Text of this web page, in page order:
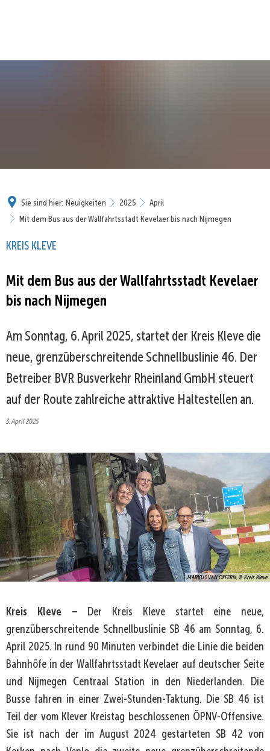
Sie sind hier: Neuigkeiten 2025
April
Mit dem Bus aus der Wallfahrtsstadt Kevelaer bis nach Nijmegen
KREIS KLEVE
Mit dem Bus aus der Wallfahrtsstadt Kevelaer
bis nach Nijmegen
Am Sonntag, 6. April 2025, startet der Kreis Kleve die
neue, grenzüberschreitende Schnellbuslinie 46. Der
Betreiber BVR Busverkehr Rheinland GmbH steuert
auf der Route zahlreiche attraktive Haltestellen an.
3. April 2025
MARKUS VAN OFFERN, © Kreis Kleve
Kreis Kleve – Der Kreis Kleve startet eine neue,
grenzüberschreitende Schnellbuslinie SB 46 am Sonntag, 6.
April 2025. In rund 90 Minuten verbindet die Linie die beiden
Bahnhöfe in der Wallfahrtsstadt Kevelaer auf deutscher Seite
und Nijmegen Centraal Station in den Niederlanden. Die
Busse fahren in einer Zwei-Stunden-Taktung. Die SB 46 ist
Teil der vom Klever Kreistag beschlossenen ÖPNV-Offensive.
Sie ist nach der im August 2024 gestarteten SB 42 von